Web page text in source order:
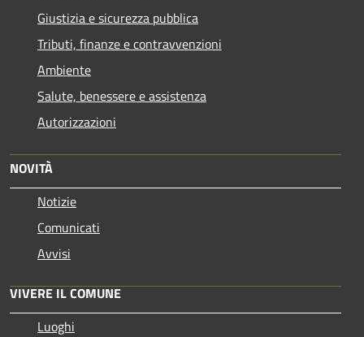
Giustizia e sicurezza pubblica
Tributi, finanze e contravvenzioni
Ambiente
Salute, benessere e assistenza
Autorizzazioni
NOVITÀ
Notizie
Comunicati
Avvisi
VIVERE IL COMUNE
Luoghi